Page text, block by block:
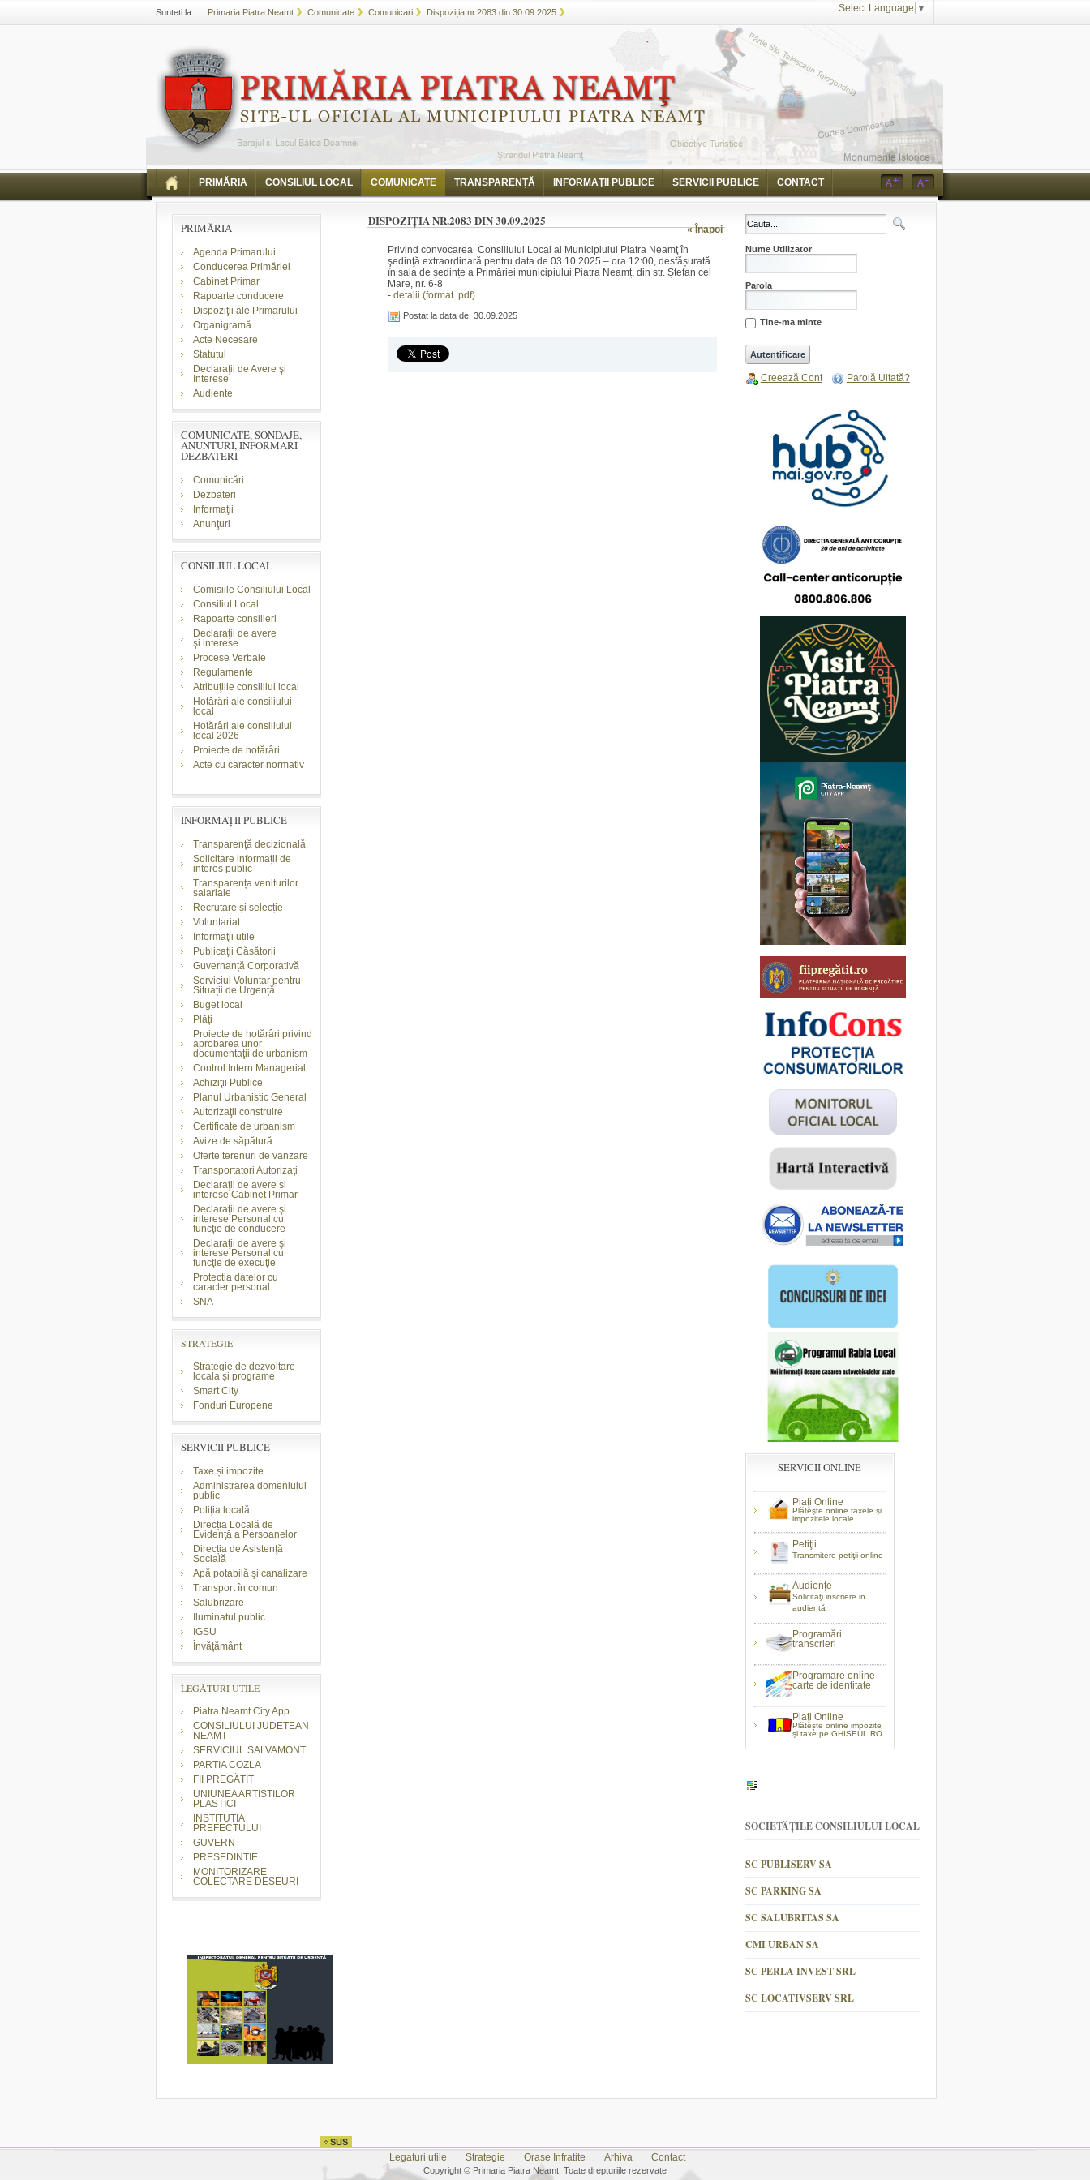
Sunteti la: Primaria Piatra Neamt Comunicate Comunicari Dispoziția nr.2083 din 30.09.2025 Select Language ▼
PRIMĂRIA CONSILIUL LOCAL COMUNICATE TRANSPARENȚĂ INFORMAŢII PUBLICE SERVICII PUBLICE CONTACT
PRIMĂRIA
Agenda Primarului
Conducerea Primăriei
Cabinet Primar
Rapoarte conducere
Dispoziţii ale Primarului
Organigramă
Acte Necesare
Statutul
Declaraţii de Avere şi
Interese
Audiente
COMUNICATE, SONDAJE,
ANUNTURI, INFORMARI
DEZBATERI
Comunicări
Dezbateri
Informaţii
Anunţuri
CONSILIUL LOCAL
Comisiile Consiliului Local
Consiliul Local
Rapoarte consilieri
Declaraţii de avere
şi interese
Procese Verbale
Regulamente
Atribuţiile consililui local
Hotărâri ale consiliului
local
Hotărâri ale consiliului
local 2026
Proiecte de hotărâri
Acte cu caracter normativ
INFORMAŢII PUBLICE
Transparență decizională
Solicitare informații de
interes public
Transparența veniturilor
salariale
Recrutare și selecție
Voluntariat
Informaţii utile
Publicaţii Căsătorii
Guvernanță Corporativă
Serviciul Voluntar pentru
Situații de Urgență
Buget local
Plăți
Proiecte de hotărâri privind
aprobarea unor
documentaţii de urbanism
Control Intern Managerial
Achiziţii Publice
Planul Urbanistic General
Autorizaţii construire
Certificate de urbanism
Avize de săpătură
Oferte terenuri de vanzare
Transportatori Autorizați
Declaraţii de avere si
interese Cabinet Primar
Declaraţii de avere şi
interese Personal cu
funcţie de conducere
Declaraţii de avere şi
interese Personal cu
funcţie de execuţie
Protectia datelor cu
caracter personal
SNA
STRATEGIE
Strategie de dezvoltare
locala și programe
Smart City
Fonduri Europene
SERVICII PUBLICE
Taxe și impozite
Administrarea domeniului
public
Poliţia locală
Direcția Locală de
Evidenţă a Persoanelor
Direcția de Asistenţă
Socială
Apă potabilă şi canalizare
Transport în comun
Salubrizare
Iluminatul public
IGSU
Învățământ
LEGĂTURI UTILE
Piatra Neamt City App
CONSILIULUI JUDETEAN
NEAMT
SERVICIUL SALVAMONT
PARTIA COZLA
FII PREGĂTIT
UNIUNEA ARTISTILOR
PLASTICI
INSTITUTIA
PREFECTULUI
GUVERN
PRESEDINTIE
MONITORIZARE
COLECTARE DEȘEURI
« Înapoi
DISPOZIȚIA NR.2083 DIN 30.09.2025
Privind convocarea Consiliului Local al Municipiului Piatra Neamţ în
şedinţă extraordinară pentru data de 03.10.2025 – ora 12:00, desfășurată
în sala de ședințe a Primăriei municipiului Piatra Neamț, din str. Ștefan cel
Mare, nr. 6-8
- detalii (format .pdf)
Postat la data de: 30.09.2025
Nume Utilizator
Parola
Tine-ma minte
Creează Cont Parolă Uitată?
SERVICII ONLINE
Plaţi Online
Plăteşte online taxele şi
impozitele locale
Petiţii
Transmitere petiţii online
Audienţe
Solicitaţi inscriere in
audientă
Programări
transcrieri
Programare online
carte de identitate
Plaţi Online
Plătește online impozite
şi taxe pe GHISEUL.RO
SOCIETĂȚILE CONSILIULUI LOCAL
SC PUBLISERV SA
SC PARKING SA
SC SALUBRITAS SA
CMI URBAN SA
SC PERLA INVEST SRL
SC LOCATIVSERV SRL
Legaturi utile Strategie Orase Infratite Arhiva Contact
Copyright © Primaria Piatra Neamt. Toate drepturiile rezervate